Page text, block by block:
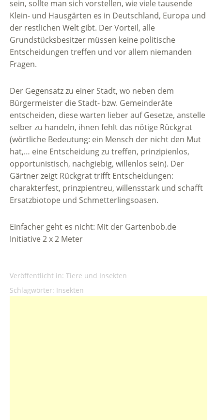
sein, sollte man sich vorstellen, wie viele tausende
Klein- und Hausgärten es in Deutschland, Europa und
der restlichen Welt gibt. Der Vorteil, alle
Grundstücksbesitzer müssen keine politische
Entscheidungen treffen und vor allem niemanden
Fragen.
Der Gegensatz zu einer Stadt, wo neben dem
Bürgermeister die Stadt- bzw. Gemeinderäte
entscheiden, diese warten lieber auf Gesetze, anstelle
selber zu handeln, ihnen fehlt das nötige Rückgrat
(wörtliche Bedeutung: ein Mensch der nicht den Mut
hat,… eine Entscheidung zu treffen, prinzipienlos,
opportunistisch, nachgiebig, willenlos sein). Der
Gärtner zeigt Rückgrat trifft Entscheidungen:
charakterfest, prinzpientreu, willensstark und schafft
Ersatzbiotope und Schmetterlingsoasen.
Einfacher geht es nicht: Mit der Gartenbob.de
Initiative 2 x 2 Meter
Veröffentlicht in: Tiere und Insekten
Schlagwörter: Insekten